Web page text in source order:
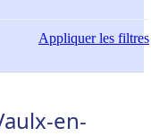
Appliquerles filtres
en-